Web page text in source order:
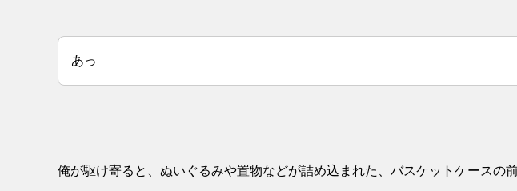
あっ
俺が駆け寄ると、ぬいぐるみや置物などが詰め込まれた、バスケットケースの